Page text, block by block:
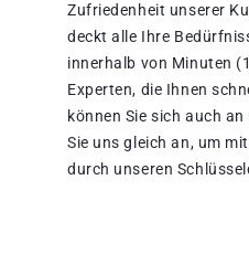
Zufriedenheit unserer
deckt alle Ihre
innerhalb von Minuten
Experten, die Ihnen
können Sie sich auch
Sie uns gleich an, um
durch unseren